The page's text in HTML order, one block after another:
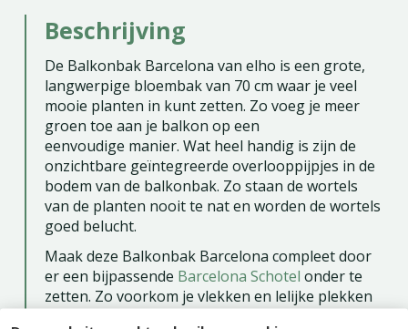
Beschrijving
De Balkonbak Barcelona van elho is een grote,
langwerpige bloembak van 70 cm waar je veel
mooie planten in kunt zetten. Zo voeg je meer
groen toe aan je balkon op een
eenvoudige manier. Wat heel handig is zijn de
onzichtbare geïntegreerde overlooppijpjes in de
bodem van de balkonbak. Zo staan de wortels
van de planten nooit te nat en worden de wortels
goed belucht.
Maak deze Balkonbak Barcelona compleet door
er een bijpassende Barcelona Schotel onder te
zetten. Zo voorkom je vlekken en lelijke plekken